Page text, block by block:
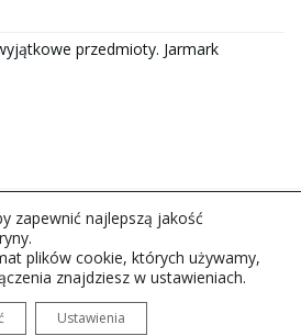
przedmioty. Jarmark
Rzeszów S.A. w likwidacj.
zapewnić najlepszą jakość
plików cookie, których używamy,
znajdziesz w ustawieniach.
Ustawienia